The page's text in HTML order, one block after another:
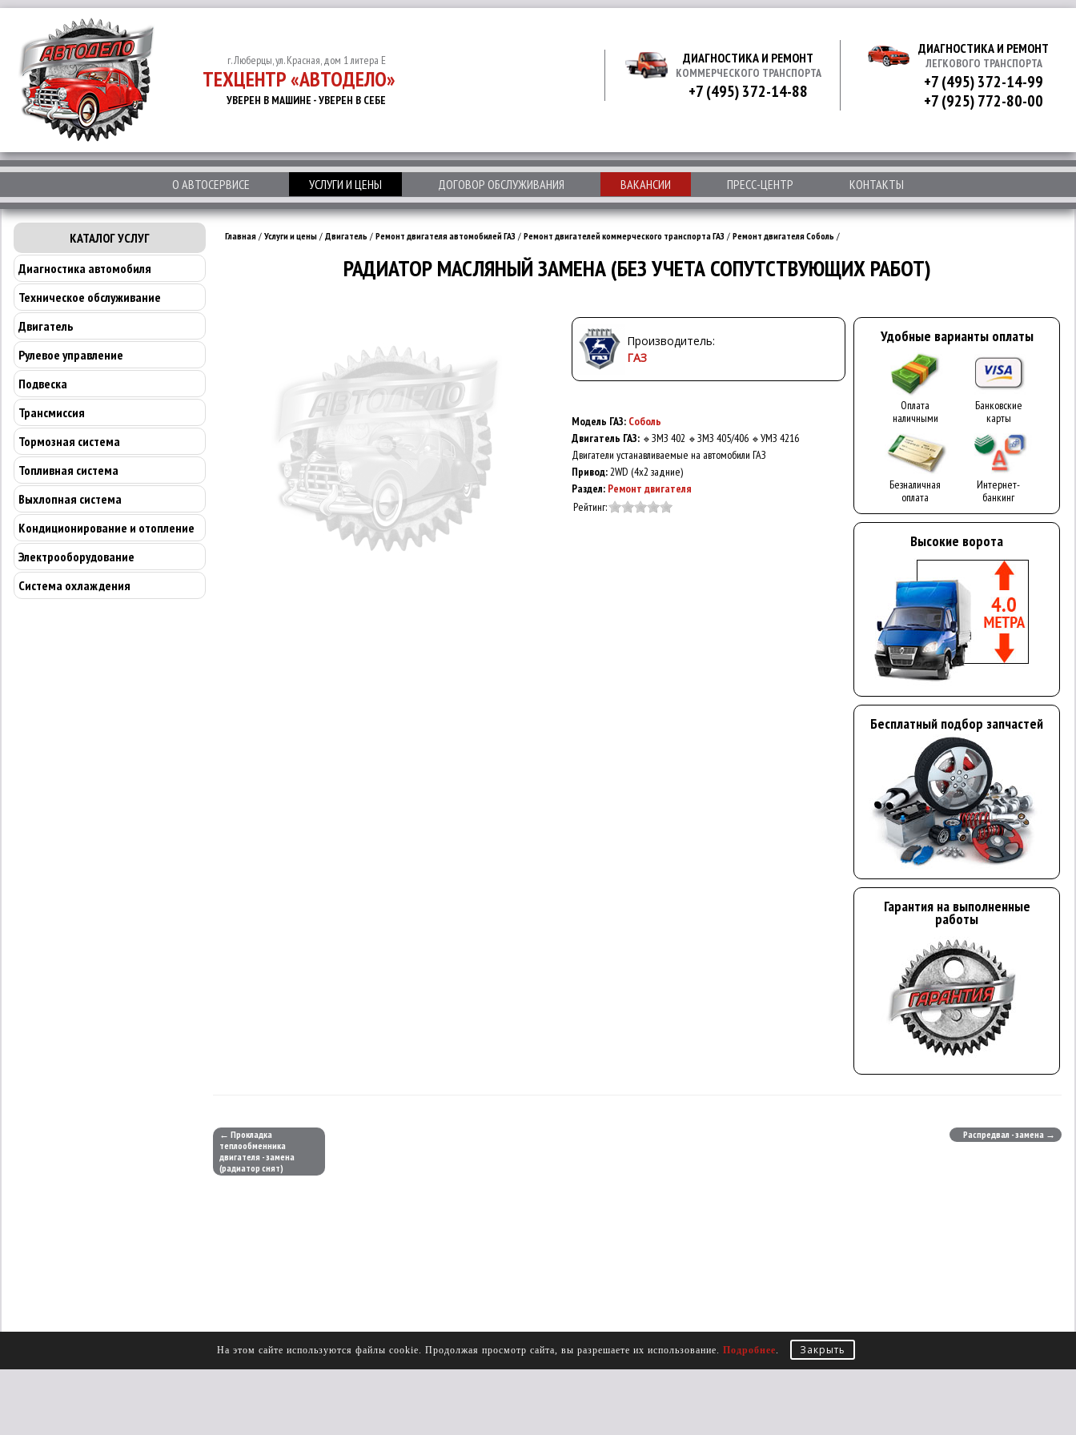
г. Люберцы, ул. Красная, дом 1 литера Е
ТЕХЦЕНТР «АВТОДЕЛО»
УВЕРЕН В МАШИНЕ - УВЕРЕН В СЕБЕ
ДИАГНОСТИКА И РЕМОНТ
КОММЕРЧЕСКОГО ТРАНСПОРТА
+7 (495) 372-14-88
ДИАГНОСТИКА И РЕМОНТ
ЛЕГКОВОГО ТРАНСПОРТА
+7 (495) 372-14-99
+7 (925) 772-80-00
О АВТОСЕРВИСЕ УСЛУГИ И ЦЕНЫ ДОГОВОР ОБСЛУЖИВАНИЯ ВАКАНСИИ ПРЕСС-ЦЕНТР КОНТАКТЫ
КАТАЛОГ УСЛУГ
Диагностика автомобиля
Техническое обслуживание
Двигатель
Рулевое управление
Подвеска
Трансмиссия
Тормозная система
Топливная система
Выхлопная система
Кондиционирование и отопление
Электрооборудование
Система охлаждения
Главная / Услуги и цены / Двигатель / Ремонт двигателя автомобилей ГАЗ / Ремонт двигателей коммерческого транспорта ГАЗ / Ремонт двигателя Соболь /
РАДИАТОР МАСЛЯНЫЙ ЗАМЕНА (БЕЗ УЧЕТА СОПУТСТВУЮЩИХ РАБОТ)
Производитель:
ГАЗ
Модель ГАЗ: Соболь
Двигатель ГАЗ: 🔹 ЗМЗ 402 🔹 ЗМЗ 405/406 🔹 УМЗ 4216
Двигатели устанавливаемые на автомобили ГАЗ
Привод:2WD (4x2 задние)
Раздел: Ремонт двигателя
Рейтинг:
Удобные варианты оплаты
Оплата
наличными
Банковские
карты
Безналичная
оплата
Интернет-
банкинг
Высокие ворота
Бесплатный подбор запчастей
Гарантия на выполненные
работы
← Прокладка
теплообменника
двигателя - замена
(радиатор снят)
Распредвал - замена →
На этом сайте используются файлы cookie. Продолжая просмотр сайта, вы разрешаете их использование. Подробнее. Закрыть